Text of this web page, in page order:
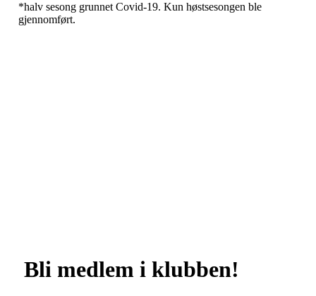
*halv sesong grunnet Covid-19. Kun høstsesongen ble
gjennomført.
Bli medlem i klubben!